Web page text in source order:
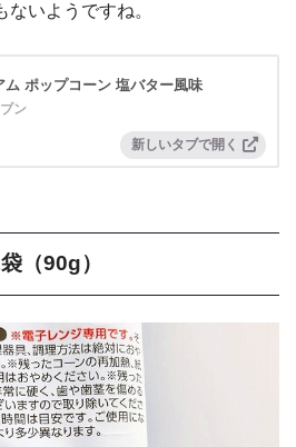
いようですね。
ム ポップコーン 塩バター風味
ン
（90g）